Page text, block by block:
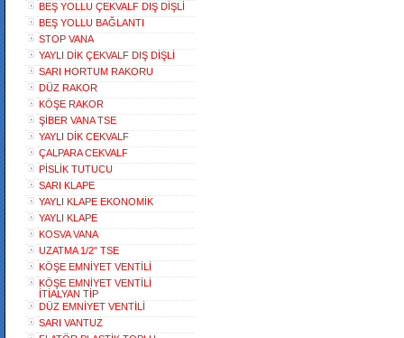
BEŞ YOLLU ÇEKVALF DIŞ DİŞLİ
BEŞ YOLLU BAĞLANTI
STOP VANA
YAYLI DİK ÇEKVALF DIŞ DİŞLİ
SARI HORTUM RAKORU
DÜZ RAKOR
KÖŞE RAKOR
ŞİBER VANA TSE
YAYLI DİK CEKVALF
ÇALPARA CEKVALF
PİSLİK TUTUCU
SARI KLAPE
YAYLI KLAPE EKONOMİK
YAYLI KLAPE
KOSVA VANA
UZATMA 1/2" TSE
KÖŞE EMNİYET VENTİLİ
KÖŞE EMNİYET VENTİLİ
İTİALYAN TİP
DÜZ EMNİYET VENTİLİ
SARI VANTUZ